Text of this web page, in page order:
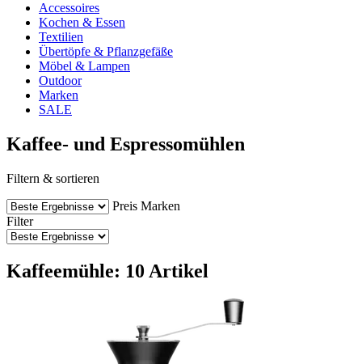
Accessoires
Kochen & Essen
Textilien
Übertöpfe & Pflanzgefäße
Möbel & Lampen
Outdoor
Marken
SALE
Kaffee- und Espressomühlen
Filtern & sortieren
Preis Marken
Filter
Kaffeemühle: 10 Artikel